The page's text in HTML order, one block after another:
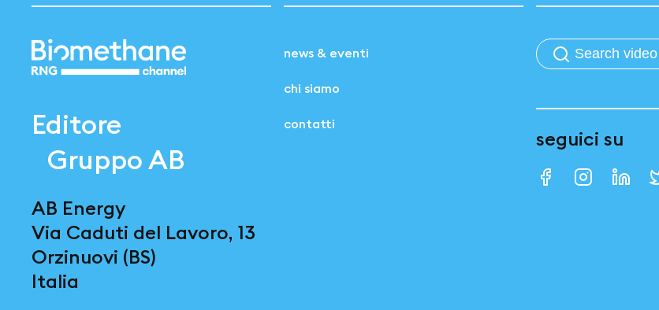
Editore
Gruppo AB
AB Energy
Via Caduti del Lavoro, 13
Orzinuovi (BS)
Italia
news & eventi
chi siamo
contatti
seguici su